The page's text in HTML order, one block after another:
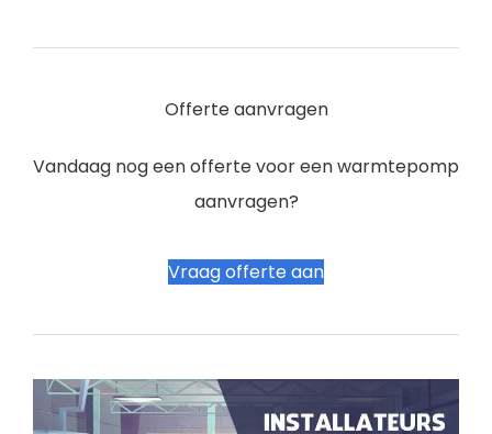
Offerte aanvragen
Vandaag nog een offerte voor een warmtepomp
aanvragen?
Vraag offerte aan